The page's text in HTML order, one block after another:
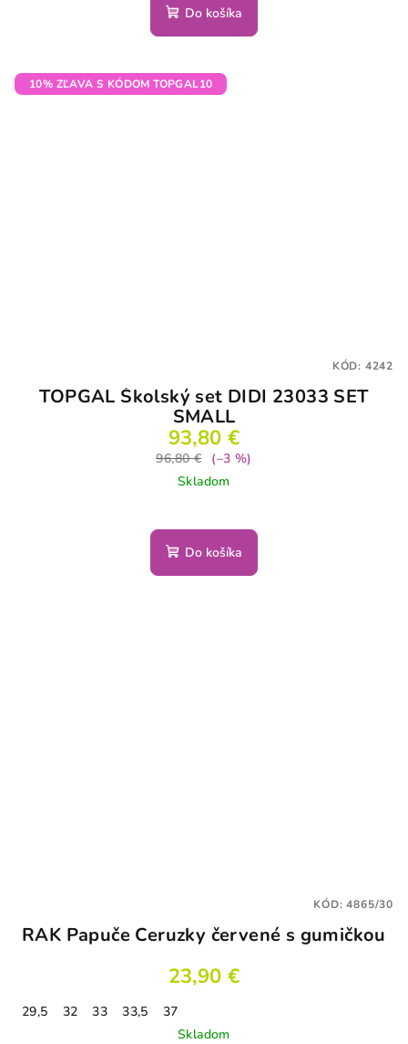
Do košíka
10% ZĽAVA S KÓDOM TOPGAL10
TOPGAL Školský set DIDI 23033 SET
SMALL
93,80 €
96,80 €
(–3 %)
Skladom
Do košíka
KÓD: 4242
RAK Papuče Ceruzky červené s gumičkou
23,90 €
29,5 32 33 33,5
37
Skladom
KÓD:4865/30